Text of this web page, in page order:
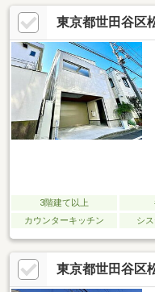
室内綺麗！■現在空室です
根づいて30年の実績▼城西
業してきました。紹介する
域の、メリットだけでなく
まずは資金計画のご相談、
はお気軽にお問い合わせく
東京都世田谷区
3階建て以上
カウンターキッチン
シ
東京都世田谷区